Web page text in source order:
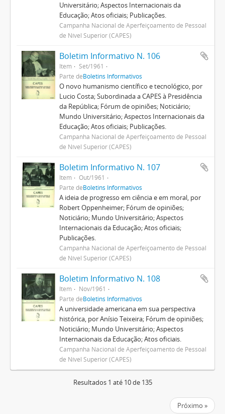
Universitário; Aspectos Internacionais da
Educação; Atos oficiais; Publicações.
Campanha Nacional de Aperfeiçoamento de Pessoal
de Nível Superior (CAPES)
Boletim Informativo N. 106
Item
Set/1961
Parte deBoletins Informativos
O novo humanismo científico e tecnológico, por
Lucio Costa; Subordinada a CAPES à Presidência
da República; Fórum de opiniões; Noticiário;
Mundo Universitário; Aspectos Internacionais da
Educação; Atos oficiais; Publicações.
Campanha Nacional de Aperfeiçoamento de Pessoal
de Nível Superior (CAPES)
Boletim Informativo N. 107
Item
Out/1961
Parte deBoletins Informativos
A ideia de progresso em ciência e em moral, por
Robert Oppenheimer; Fórum de opiniões;
Noticiário; Mundo Universitário; Aspectos
Internacionais da Educação; Atos oficiais;
Publicações.
Campanha Nacional de Aperfeiçoamento de Pessoal
de Nível Superior (CAPES)
Boletim Informativo N. 108
Item
Nov/1961
Parte deBoletins Informativos
A universidade americana em sua perspectiva
histórica, por Anísio Teixeira; Fórum de opiniões;
Noticiário; Mundo Universitário; Aspectos
Internacionais da Educação; Atos oficiais.
Campanha Nacional de Aperfeiçoamento de Pessoal
de Nível Superior (CAPES)
Resultados 1 até 10 de 135
Próximo »